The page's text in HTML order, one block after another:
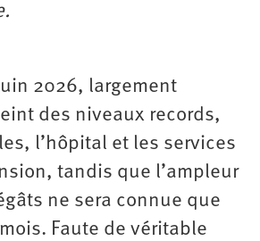
2026, largement
des niveaux records,
l’hôpital et les services
tandis que l’ampleur
ne sera connue que
Faute de véritable